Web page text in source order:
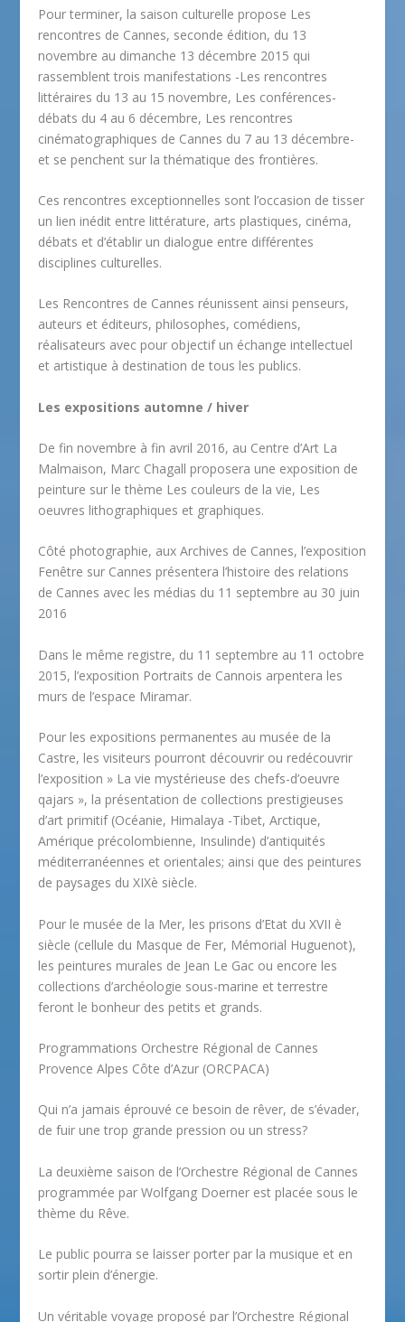
Pour terminer, la saison culturelle propose Les
rencontres de Cannes, seconde édition, du 13
novembre au dimanche 13 décembre 2015 qui
rassemblent trois manifestations -Les rencontres
littéraires du 13 au 15 novembre, Les conférences-
débats du 4 au 6 décembre, Les rencontres
cinématographiques de Cannes du 7 au 13 décembre-
et se penchent sur la thématique des frontières.
Ces rencontres exceptionnelles sont l’occasion de tisser
un lien inédit entre littérature, arts plastiques, cinéma,
débats et d’établir un dialogue entre différentes
disciplines culturelles.
Les Rencontres de Cannes réunissent ainsi penseurs,
auteurs et éditeurs, philosophes, comédiens,
réalisateurs avec pour objectif un échange intellectuel
et artistique à destination de tous les publics.
Les expositions automne / hiver
De fin novembre à fin avril 2016, au Centre d’Art La
Malmaison, Marc Chagall proposera une exposition de
peinture sur le thème Les couleurs de la vie, Les
oeuvres lithographiques et graphiques.
Côté photographie, aux Archives de Cannes, l’exposition
Fenêtre sur Cannes présentera l’histoire des relations
de Cannes avec les médias du 11 septembre au 30 juin
2016
Dans le même registre, du 11 septembre au 11 octobre
2015, l’exposition Portraits de Cannois arpentera les
murs de l’espace Miramar.
Pour les expositions permanentes au musée de la
Castre, les visiteurs pourront découvrir ou redécouvrir
l’exposition » La vie mystérieuse des chefs-d’oeuvre
qajars », la présentation de collections prestigieuses
d’art primitif (Océanie, Himalaya -Tibet, Arctique,
Amérique précolombienne, Insulinde) d’antiquités
méditerranéennes et orientales; ainsi que des peintures
de paysages du XIXè siècle.
Pour le musée de la Mer, les prisons d’Etat du XVII è
siècle (cellule du Masque de Fer, Mémorial Huguenot),
les peintures murales de Jean Le Gac ou encore les
collections d’archéologie sous-marine et terrestre
feront le bonheur des petits et grands.
Programmations Orchestre Régional de Cannes
Provence Alpes Côte d’Azur (ORCPACA)
Qui n’a jamais éprouvé ce besoin de rêver, de s’évader,
de fuir une trop grande pression ou un stress?
La deuxième saison de l’Orchestre Régional de Cannes
programmée par Wolfgang Doerner est placée sous le
thème du Rêve.
Le public pourra se laisser porter par la musique et en
sortir plein d’énergie.
Un véritable voyage proposé par l’Orchestre Régional